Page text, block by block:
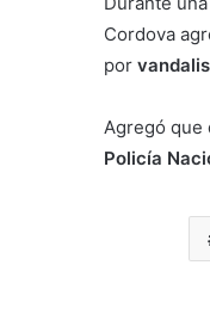
Cordova
por
Agregó que
Policía